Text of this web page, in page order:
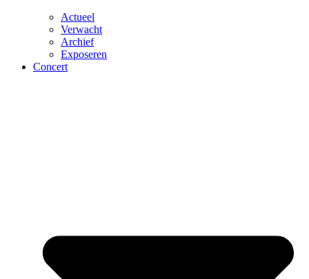
Actueel
Verwacht
Archief
Exposeren
Concert